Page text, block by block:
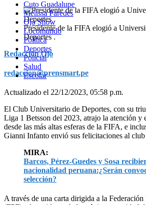
Cuto Guadalupe
Melissa Paredes
Ojo Show
Locomundo
Política
Deportes
Policial
Salud
Escolar
Presidente de la FIFA elogió a
Deportes .
Redacción Ojo
redaccion@prensmart.pe
Actualizado el 22/12/2023, 05:58 p.m.
El Club Universitario de Deportes, con su
Liga 1 Betsson del 2023, atrajo la atención y
desde las más altas esferas de la FIFA, e
Gianni Infanto envió sus felicitaciones al club
MIRA:
Barcos, Pérez-Guedes y Sosa
nacionalidad peruana:¿Serán
selección?
A través de una carta dirigida a la Federación